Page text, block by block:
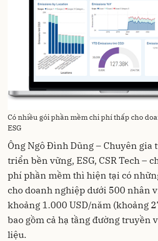
Có nhiều gói phần mềm chi phí thấp cho
ESG
Ông Ngô Đình Dũng – Chuyên gia
triển bền vững, ESG, CSR Tech –
phí phần mềm thì hiện tại có
cho doanh nghiệp dưới 500 nhân
khoảng 1.000 USD/năm (khoảng
bao gồm cả hạ tầng đường truyền
liệu.